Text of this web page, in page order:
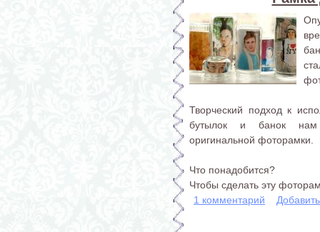
Творческий подход к
бутылок и банок нам
оригинальной фоторамки.
Что понадобится?
Чтобы сделать эту
1 комментарий